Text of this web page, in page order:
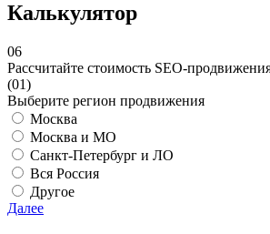
Калькулятор
06
Рассчитайте стоимость SEO-
(01)
Выберите регион продвижения
Москва
Москва и МО
Санкт-Петербург и ЛО
Вся Россия
Другое
Далее